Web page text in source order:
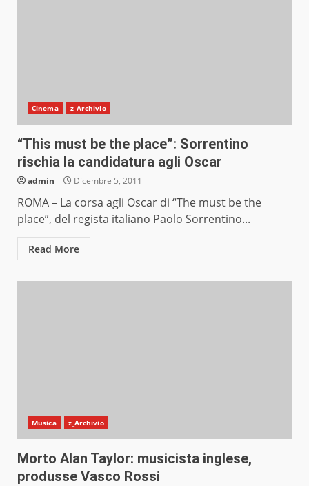
Cinema z_Archivio
“This must be the place”: Sorrentino
rischia la candidatura agli Oscar
admin Dicembre 5, 2011
ROMA – La corsa agli Oscar di “The must be the
place”, del regista italiano Paolo Sorrentino...
Read More
Musica z_Archivio
Morto Alan Taylor: musicista inglese,
produsse Vasco Rossi